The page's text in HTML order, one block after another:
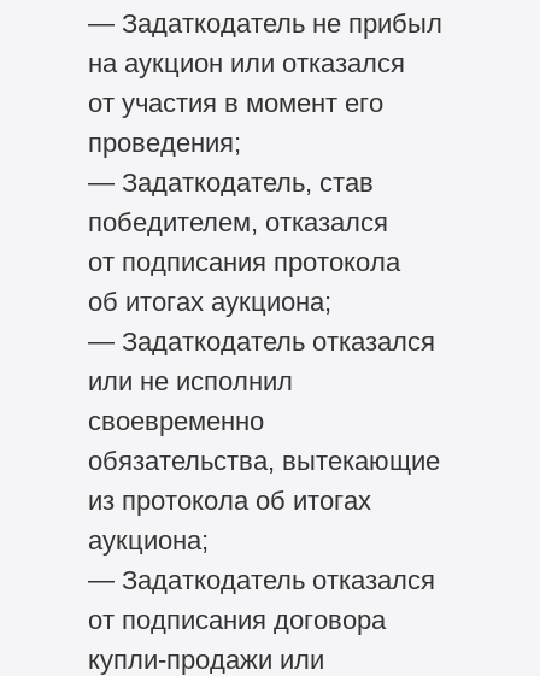
— Задаткодатель не прибыл
на аукцион или отказался
от участия в момент его
проведения;
— Задаткодатель, став
победителем, отказался
от подписания протокола
об итогах аукциона;
— Задаткодатель отказался
или не исполнил
своевременно
обязательства, вытекающие
из протокола об итогах
аукциона;
— Задаткодатель отказался
от подписания договора
купли-продажи или